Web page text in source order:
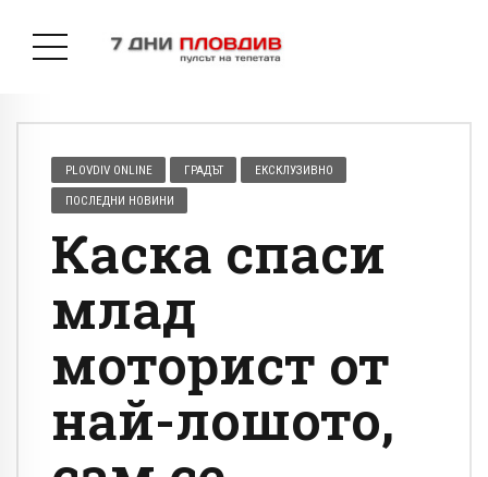
PLOVDIV ONLINE ГРАДЪТ ЕКСКЛУЗИВНО
ПОСЛЕДНИ НОВИНИ
Каска спаси
млад
моторист от
най-лошото,